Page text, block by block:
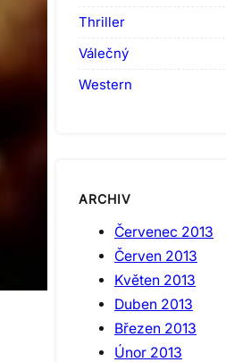
Thriller
Válečný
Western
ARCHIV
Červenec 2013
Červen 2013
Květen 2013
Duben 2013
Březen 2013
Únor 2013